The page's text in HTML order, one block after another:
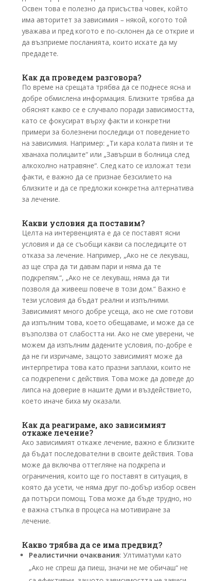
Освен това е полезно да присъства човек, който
има авторитет за зависимия – някой, когото той
уважава и пред когото е по-склонен да се открие и
да възприеме посланията, които искате да му
предадете.
Как да проведем разговора?
По време на срещата трябва да се поднесе ясна и
добре обмислена информация. Близките трябва да
обяснят какво се е случвало поради зависимостта,
като се фокусират върху факти и конкретни
примери за болезнени последици от поведението
на зависимия. Например: „Ти кара колата пиян и те
хванаха полицаите“ или „Завърши в болница след
алкохолно натравяне“. След като се изложат тези
факти, е важно да се признае безсилието на
близките и да се предложи конкретна алтернатива
за лечение.
Какви условия да поставим?
Целта на интервенцията е да се поставят ясни
условия и да се съобщи какви са последиците от
отказа за лечение. Например, „Ако не се лекуваш,
аз ще спра да ти давам пари и няма да те
подкрепям.“, „Ако не се лекуваш, няма да ти
позволя да живееш повече в този дом.“ Важно е
тези условия да бъдат реални и изпълними.
Зависимият много добре усеща, ако не сме готови
да изпълним това, което обещаваме, и може да се
възползва от слабостта ни. Ако не сме уверени, че
можем да изпълним дадените условия, по-добре е
да не ги изричаме, защото зависимият може да
интерпретира това като празни заплахи, които не
са подкрепени с действия. Това може да доведе до
липса на доверие в нашите думи и въздействието,
което иначе биха му оказали.
Как да реагираме, ако зависимият
откаже лечение?
Ако зависимият откаже лечение, важно е близките
да бъдат последователни в своите действия. Това
може да включва оттегляне на подкрепа и
ограничения, които ще го поставят в ситуация, в
която да усети, че няма друг по-добър избор освен
да потърси помощ. Това може да бъде трудно, но
е важна стъпка в процеса на мотивиране за
лечение.
Какво трябва да се има предвид?
Реалистични очаквания: Ултиматуми като
„Ако не спреш да пиеш, значи не ме обичаш“ не